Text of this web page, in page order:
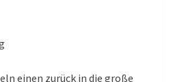
einen zurück in die große